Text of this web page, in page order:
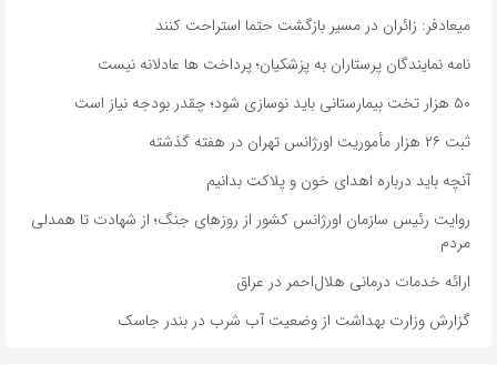
میعادفر: زائران در مسیر بازگشت حتما استراحت کنند
نامه نمایندگان پرستاران به پزشکیان؛ پرداخت ها عادلانه نیست
۵۰ هزار تخت بیمارستانی باید نوسازی شود؛ چقدر بودجه نیاز است
ثبت ۲۶ هزار مأموریت اورژانس تهران در هفته گذشته
آنچه باید درباره اهدای خون و پلاکت بدانیم
روایت رئیس سازمان اورژانس کشور از روزهای جنگ؛ از شهادت تا همدلی
مردم
ارائه خدمات درمانی هلال‌احمر در عراق
گزارش وزارت بهداشت از وضعیت آب شرب در بندر جاسک